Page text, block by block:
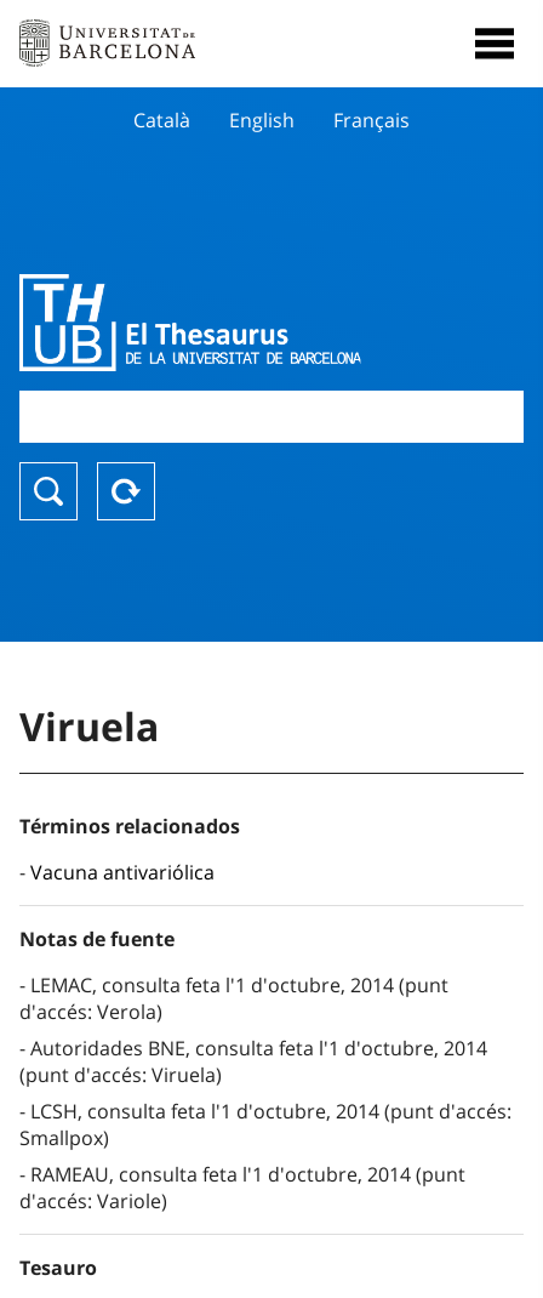
Català English Français
Viruela
Términos relacionados
Vacuna antivariólica
Notas de fuente
LEMAC, consulta feta l'1 d'octubre, 2014 (punt
d'accés: Verola)
Autoridades BNE, consulta feta l'1 d'octubre, 2014
(punt d'accés: Viruela)
LCSH, consulta feta l'1 d'octubre, 2014 (punt d'accés:
Smallpox)
RAMEAU, consulta feta l'1 d'octubre, 2014 (punt
d'accés: Variole)
Tesauro